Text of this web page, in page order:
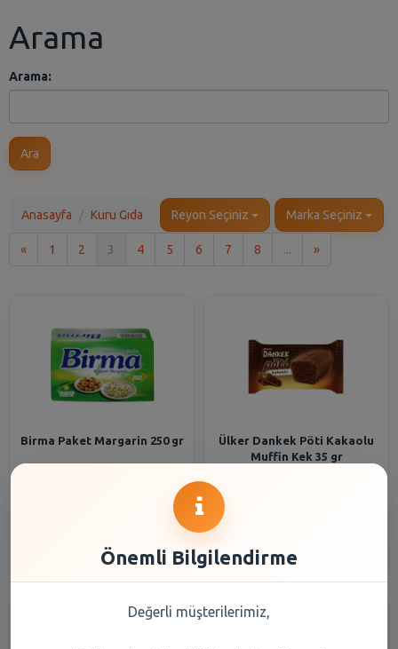
Arama
Arama:
Ara
Anasayfa Kuru Gıda Reyon Seçiniz Marka Seçiniz
« 1 2 3 4 5 6 7 8 ... »Son
Birma Paket Margarin 250 gr
Ülker Dankek Pöti Kakaolu
Muffin Kek 35 gr
Önemli Bilgilendirme
Değerli müşterilerimiz,